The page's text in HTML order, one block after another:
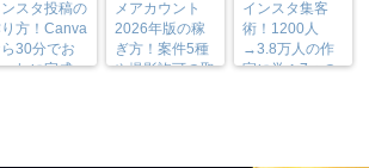
スタ投稿の
方！Canva
30分でお
れに完成
メアカウント
2026年版の稼
ぎ方！案件5種
や撮影許可の取
インスタ集客
術！1200人
→3.8万人の作
家に学ぶ7つの